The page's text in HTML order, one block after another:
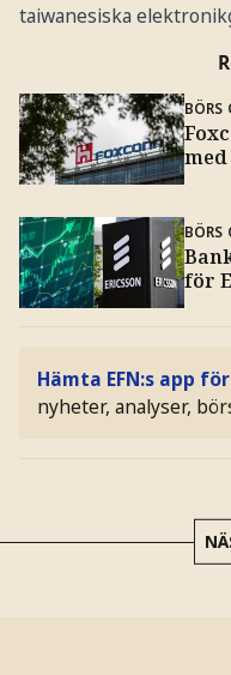
taiwanesiska
BÖRS
BÖRS
för
Hämta EFN:s app
nyheter, analyser,